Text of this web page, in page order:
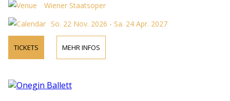
Wiener Staatsoper
So. 22 Nov. 2026 - Sa. 24 Apr. 2027
TICKETS MEHR INFOS